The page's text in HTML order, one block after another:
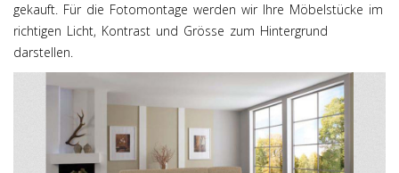
gekauft. Für die Fotomontage werden wir Ihre Möbelstücke im
richtigen Licht, Kontrast und Grösse zum Hintergrund
darstellen.